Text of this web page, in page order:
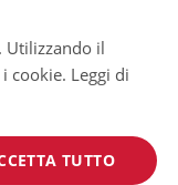
Utilizzando il
cookie. Leggi di
TUTTO